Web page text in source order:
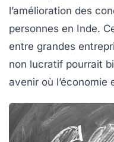
l’amélioration des
personnes en Inde.
entre grandes
non lucratif pourrait
avenir où l’économie